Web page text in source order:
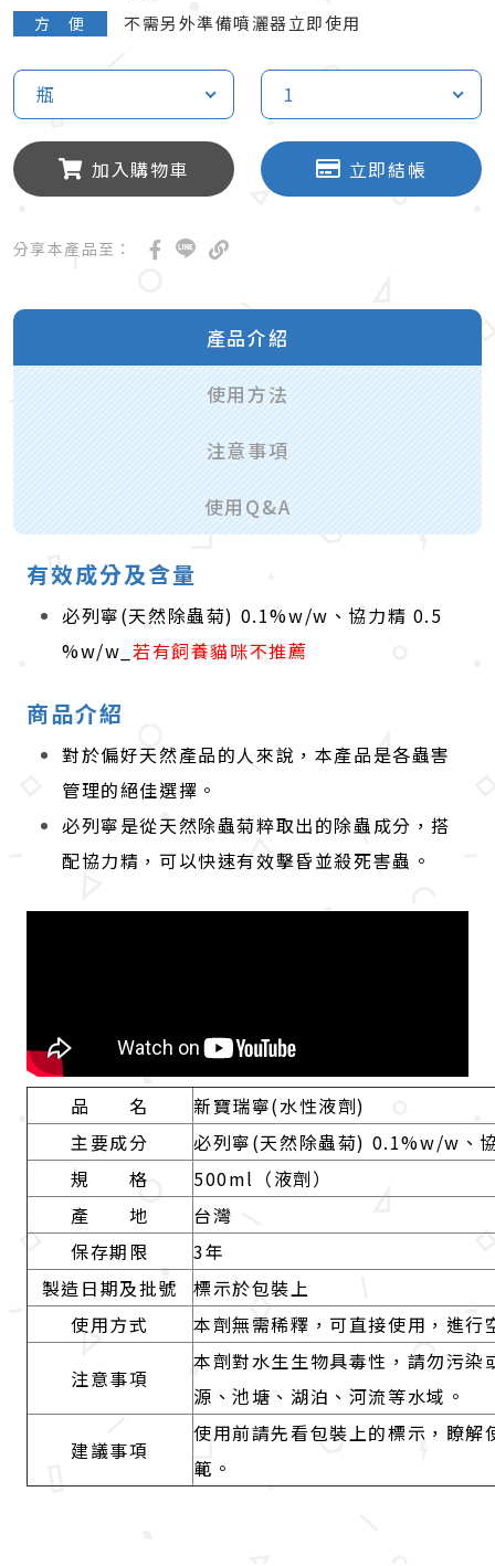
方 便 不需另外準備噴灑器立即使用
瓶 1
加入購物車 立即結帳
分享本產品至：
產品介紹
使用方法
注意事項
使用Q&A
有效成分及含量
必列寧(天然除蟲菊) 0.1%w/w、協力精 0.5
%w/w_ 若有飼養貓咪不推薦
商品介紹
對於偏好天然產品的人來說，本產品是各蟲害
管理的絕佳選擇。
必列寧是從天然除蟲菊粹取出的除蟲成分，搭
配協力精，可以快速有效擊昏並殺死害蟲。
品 名
新寶瑞寧(水性液劑)
主要成分
必列寧(天然除蟲菊) 0.1%w/w、
規 格
500ml（液劑）
產 地
台灣
保存期限
3年
製造日期及批號
標示於包裝上
使用方式
本劑無需稀釋，可直接使用，進行
注意事項
本劑對水生生物具毒性，請勿污染
源、池塘、湖泊、河流等水域。
建議事項
使用前請先看包裝上的標示，瞭解
範。